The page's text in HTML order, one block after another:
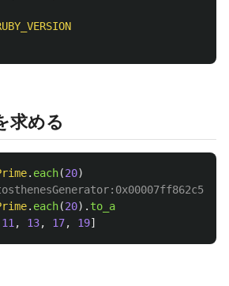
求める
. each(20)
. each(20). to_a
11 , 13, 17, 19]